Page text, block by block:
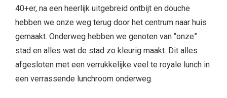
40+er, na een heerlijk uitgebreid ontbijt en douche
hebben we onze weg terug door het centrum naar huis
gemaakt. Onderweg hebben we genoten van “onze”
stad en alles wat de stad zo kleurig maakt. Dit alles
afgesloten met een verrukkelijke veel te royale lunch in
een verrassende lunchroom onderweg.